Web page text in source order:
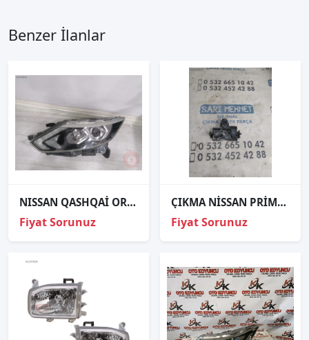
Benzer İlanlar
NISSAN QASHQAİ ORJINAL ÇIKMA SOL FAR
Fiyat Sorunuz
ÇIKMA NİSSAN PRİMERA P11E SAĞ ARKA STOP DUYU 1996-2002
Fiyat Sorunuz